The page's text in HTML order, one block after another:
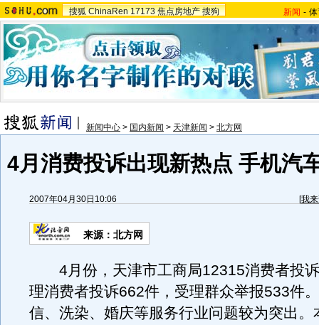
搜狐 ChinaRen 17173 焦点房地产 搜狗 新闻 -
新闻中心 > 国内新闻 > 天津新闻 > 北方网
4月消费投诉出现新热点 手机汽
2007年04月30日10:06 [我
来源：北方网
4月份，天津市工商局12315消费者投
理消费者投诉662件，受理群众举报533件
信、洗染、婚庆等服务行业问题较为突出。